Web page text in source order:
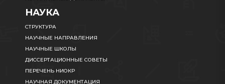
НАУКА
СТРУКТУРА
НАУЧНЫЕ НАПРАВЛЕНИЯ
НАУЧНЫЕ ШКОЛЫ
ДИССЕРТАЦИОННЫЕ СОВЕТЫ
ПЕРЕЧЕНЬ НИОКР
НАУЧНАЯ ДОКУМЕНТАЦИЯ